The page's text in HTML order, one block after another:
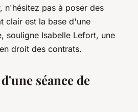
n'hésitez pas à poser des
clair est la base d'une
, souligne Isabelle Lefort, une
droit des contrats.
séance de